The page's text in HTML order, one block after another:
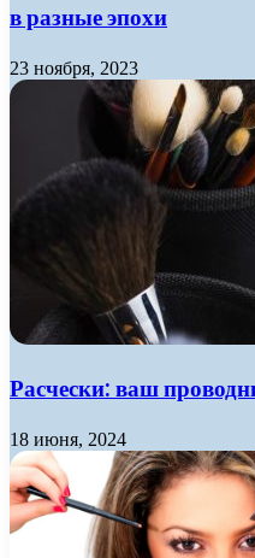
в разные эпохи
23 ноября, 2023
Расчески: ваш
18 июня, 2024